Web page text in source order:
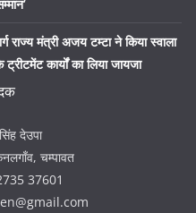
राज्य मंत्री अजय टम्टा ने किया स्वाला
कार्यों का लिया जायजा
देउपा
चम्पावत
37601